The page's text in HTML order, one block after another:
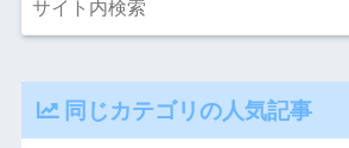
同じカテゴリの人気記事